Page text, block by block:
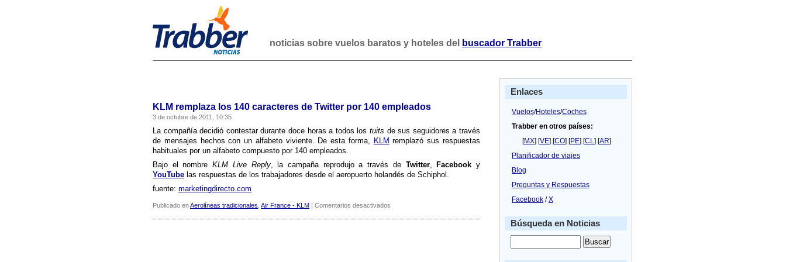
noticias sobre vuelos baratos y hoteles del buscador Trabber
KLM remplaza los 140 caracteres de Twitter por 140 empleados
3 de octubre de 2011, 10:35
La compañí­a decidió contestar durante doce horas a todos los tuits de sus seguidores a través
de mensajes hechos con un alfabeto viviente. De esta forma, KLM remplazó sus respuestas
habituales por un alfabeto compuesto por 140 empleados.
Bajo el nombreKLM Live Reply, la campaña reprodujo a través de Twitter, Facebook y
YouTube las respuestas de los trabajadores desde el aeropuerto holandés de Schiphol.
fuente: marketingdirecto.com
Publicado enAerolíneas tradicionales Air France - KLM | Comentarios desactivados
Enlaces
Vuelos/Hoteles/Coches
Trabber en otros países:
[MX] [VE] [CO] [PE] [CL] [AR]
Planificador de viajes
Blog
Preguntas y Respuestas
Facebook /X
Búsqueda en Noticias